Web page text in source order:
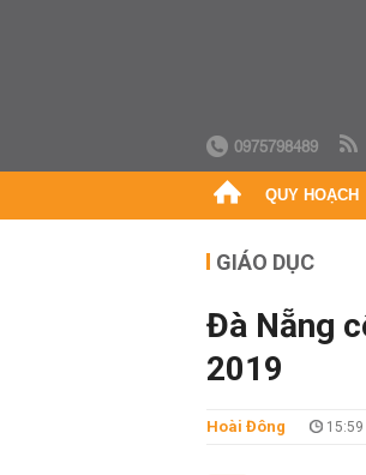
0975798489
QUY HOẠCH
GIÁO DỤC
Đà Nẵng
2019
Hoài Đông